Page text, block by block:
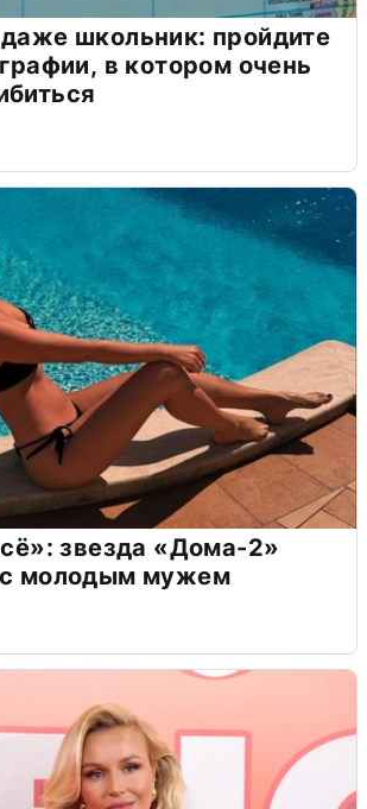
школьник: пройдите
в котором очень
звезда «Дома-2»
с молодым мужем